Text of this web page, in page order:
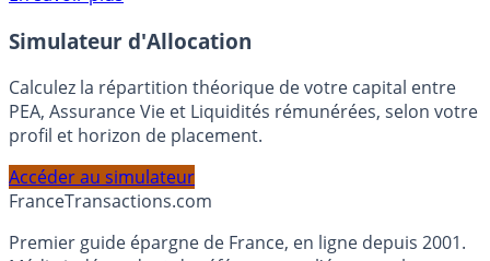
En savoir plus
Simulateur d'Allocation
Calculez la répartition théorique de votre capital entre
PEA, Assurance Vie et Liquidités rémunérées, selon votre
profil et horizon de placement.
Accéder au simulateur
FranceTransactions.com